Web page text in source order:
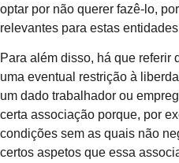
optar por não querer fazê-lo,
relevantes para estas
Para além disso, há que referir
uma eventual restrição à
um dado trabalhador ou
certa associação porque, por
condições sem as quais não
certos aspetos que essa